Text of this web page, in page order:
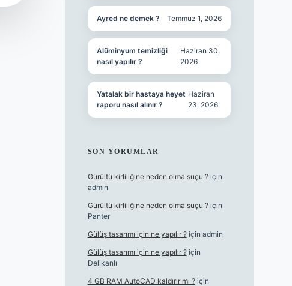
Ayred ne demek ? Temmuz 1, 2026
Alüminyum temizliği
nasıl yapılır ?
Haziran 30,
2026
Yatalak bir hastaya heyet
raporu nasıl alınır ?
Haziran
23, 2026
SON YORUMLAR
Gürültü kirliliğine neden olma suçu ?için
admin
Gürültü kirliliğine neden olma suçu ?için
Panter
Gülüş tasarımı için ne yapılır ?için admin
Gülüş tasarımı için ne yapılır ?için
Delikanlı
4 GB RAM AutoCAD kaldırır mı ?için